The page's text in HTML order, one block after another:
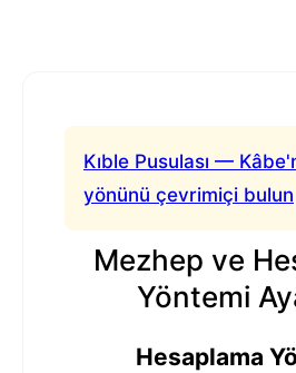
Kıble Pusulası —
yönünü çevrimiçi bulun
Mezhep ve
Yöntemi
Hesaplama